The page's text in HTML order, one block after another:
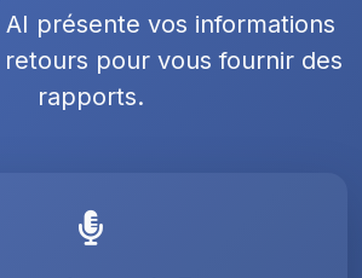
présente vos informations
pour vous fournir des
rapports.